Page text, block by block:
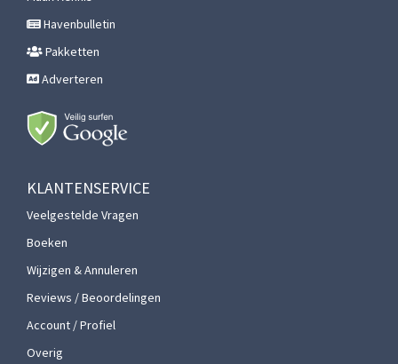
Havenbulletin
Pakketten
Adverteren
KLANTENSERVICE
Veelgestelde Vragen
Boeken
Wijzigen & Annuleren
Reviews / Beoordelingen
Account / Profiel
Overig